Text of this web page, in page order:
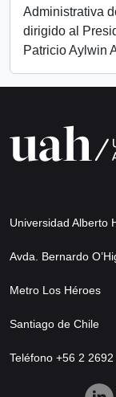
Administrativa
dirigido al
Patricio Aylwin
Universidad Alberto
Avda. Bernardo
Metro Los Héroes
Santiago de Chile
Teléfono +56 2